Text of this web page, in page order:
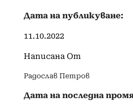
Дата на публикуване:
11.10.2022
Написана От
Радослав Петров
Дата на последна